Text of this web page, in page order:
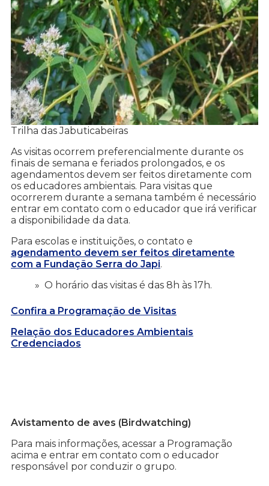
Trilha das Jabuticabeiras
As visitas ocorrem preferencialmente durante os
finais de semana e feriados prolongados, e os
agendamentos devem ser feitos diretamente com
os educadores ambientais. Para visitas que
ocorrerem durante a semana também é necessário
entrar em contato com o educador que irá verificar
a disponibilidade da data.
Para escolas e instituições, o contato e
agendamento devem ser feitos diretamente
com a Fundação Serra do Japi.
O horário das visitas é das 8h às 17h.
Confira a Programação de Visitas
Relação dos Educadores Ambientais
Credenciados
Avistamento de aves (Birdwatching)
Para mais informações, acessar a Programação
acima e entrar em contato com o educador
responsável por conduzir o grupo.